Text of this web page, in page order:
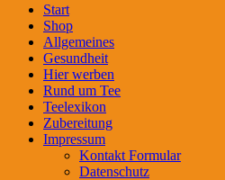
Start
Shop
Allgemeines
Gesundheit
Hier werben
Rund um Tee
Teelexikon
Zubereitung
Impressum
Kontakt Formular
Datenschutz